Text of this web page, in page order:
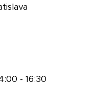
- 16:30